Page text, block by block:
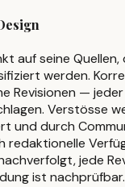
auf seine
werden.
Revisionen —
Verstösse
und durch
redaktionelle
jede
ist nachprüfbar.